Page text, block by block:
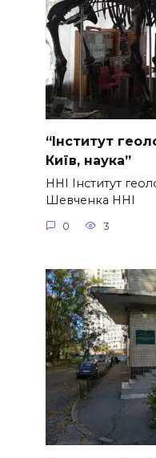
“Інститут
Київ, наука”
ННІ Інститут
Шевченка ННІ
0 3